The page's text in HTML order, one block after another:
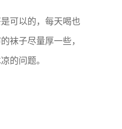
可以的，每天喝也
袜子尽量厚一些，
的问题。